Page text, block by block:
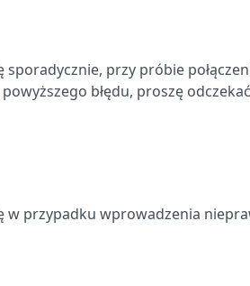
sporadycznie, przy próbie
błędu, proszę
w przypadku wprowadzenia